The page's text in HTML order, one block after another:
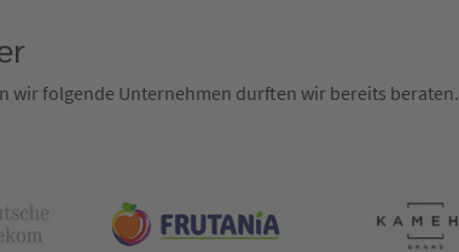
wir folgende Unternehmen durften wir bereits beraten.